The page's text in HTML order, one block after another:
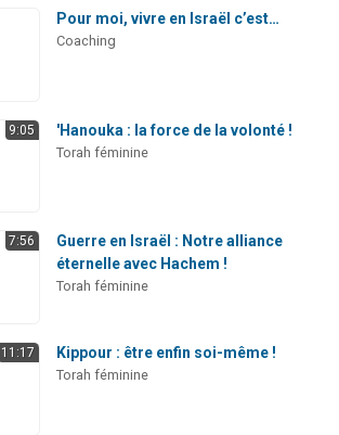
Pour moi, vivre en Israël c’est…
Coaching
9:05 'Hanouka : la force de la volonté !
Torah féminine
7:56
Guerre en Israël : Notre alliance
éternelle avec Hachem !
Torah féminine
11:17 Kippour : être enfin soi-même !
Torah féminine